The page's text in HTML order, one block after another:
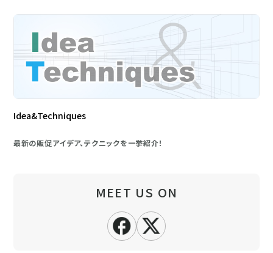
Idea&Techniques
最新の販促アイデア、テクニックを一挙紹介！
MEET US ON